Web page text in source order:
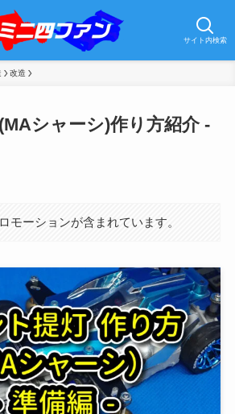
サイト内検索
改造
シャーシ)作り方紹介 -
モーションが含まれています。